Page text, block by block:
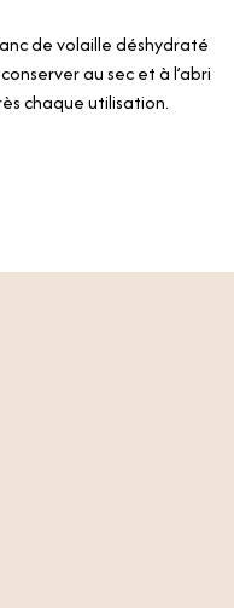
de volaille déshydraté
au sec et à l’abri
chaque utilisation.